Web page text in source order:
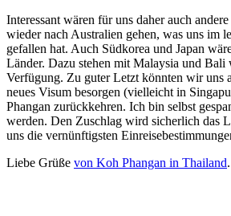
Interessant wären für uns daher auch
wieder nach Australien gehen, was uns im
gefallen hat. Auch Südkorea und Japan
Länder. Dazu stehen mit Malaysia und Bali
Verfügung. Zu guter Letzt könnten wir uns
neues Visum besorgen (vielleicht in
Phangan zurückkehren. Ich bin selbst
werden. Den Zuschlag wird sicherlich das
uns die vernünftigsten
Liebe Grüße von Koh Phangan in Thailand.